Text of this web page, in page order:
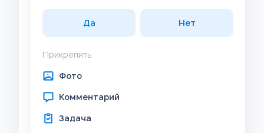
Да Нет
Прикрепить
Фото
Комментарий
Задача